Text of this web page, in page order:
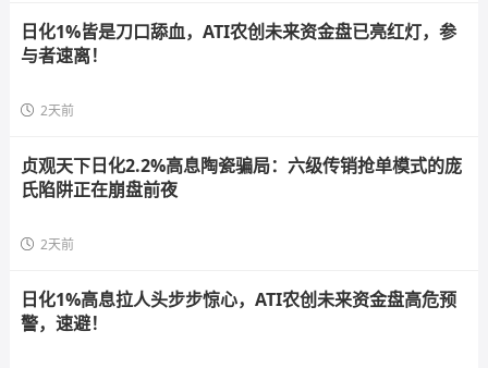
日化1%皆是刀口舔血，ATI农创未来资金盘已亮红灯，参
与者速离！
2天前
贞观天下日化2.2%高息陶瓷骗局：六级传销抢单模式的庞
氏陷阱正在崩盘前夜
2天前
日化1%高息拉人头步步惊心，ATI农创未来资金盘高危预
警，速避！